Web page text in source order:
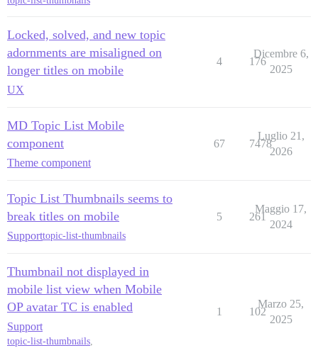
Locked, solved, and new topic
adornments are misaligned on
longer titles on mobile
UX
4 176
Dicembre 6,
2025
MD Topic List Mobile
component
Theme component
67 7478
Luglio 21,
2026
Topic List Thumbnails seems to
break titles on mobile
Supporttopic-list-thumbnails
5 261
Maggio 17,
2024
Thumbnail not displayed in
mobile list view when Mobile
OP avatar TC is enabled
Support
topic-list-thumbnails
1 102
Marzo 25,
2025